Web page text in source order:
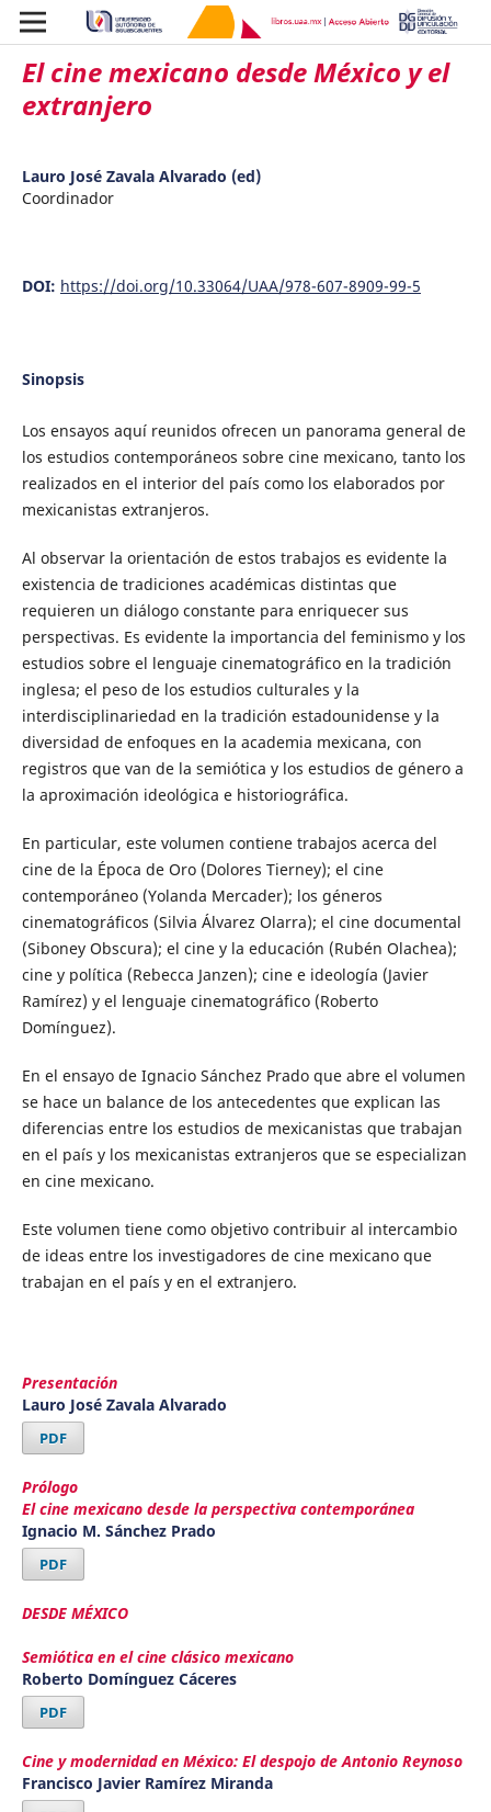
El cine mexicano desde México y el
extranjero
Lauro José Zavala Alvarado (ed)
Coordinador
DOI: https://doi.org/10.33064/UAA/978-607-8909-99-5
Sinopsis
Los ensayos aquí reunidos ofrecen un panorama general de
los estudios contemporáneos sobre cine mexicano, tanto los
realizados en el interior del país como los elaborados por
mexicanistas extranjeros.
Al observar la orientación de estos trabajos es evidente la
existencia de tradiciones académicas distintas que
requieren un diálogo constante para enriquecer sus
perspectivas. Es evidente la importancia del feminismo y los
estudios sobre el lenguaje cinematográfico en la tradición
inglesa; el peso de los estudios culturales y la
interdisciplinariedad en la tradición estadounidense y la
diversidad de enfoques en la academia mexicana, con
registros que van de la semiótica y los estudios de género a
la aproximación ideológica e historiográfica.
En particular, este volumen contiene trabajos acerca del
cine de la Época de Oro (Dolores Tierney); el cine
contemporáneo (Yolanda Mercader); los géneros
cinematográficos (Silvia Álvarez Olarra); el cine documental
(Siboney Obscura); el cine y la educación (Rubén Olachea);
cine y política (Rebecca Janzen); cine e ideología (Javier
Ramírez) y el lenguaje cinematográfico (Roberto
Domínguez).
En el ensayo de Ignacio Sánchez Prado que abre el volumen
se hace un balance de los antecedentes que explican las
diferencias entre los estudios de mexicanistas que trabajan
en el país y los mexicanistas extranjeros que se especializan
en cine mexicano.
Este volumen tiene como objetivo contribuir al intercambio
de ideas entre los investigadores de cine mexicano que
trabajan en el país y en el extranjero.
Presentación
Lauro José Zavala Alvarado
PDF
Prólogo
El cine mexicano desde la perspectiva contemporánea
Ignacio M. Sánchez Prado
PDF
DESDE MÉXICO
Semiótica en el cine clásico mexicano
Roberto Domínguez Cáceres
PDF
Cine y modernidad en México: El despojo de Antonio Reynoso
Francisco Javier Ramírez Miranda